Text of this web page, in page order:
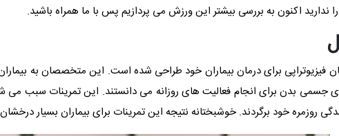
را ندارید اکنون به بررسی بیشتر این ورزش می پردازیم پس با ما همراه باشید.
فیزیوتراپی برای درمان بیماران خود طراحی شده است. این متخصصان به
جسمی بدن برای انجام فعالیت های روزانه می دانستند. این تمرینات سبب می‌
روزمره خود برگردند. خوشبختانه نتیجه این تمرینات برای بیماران بسیار